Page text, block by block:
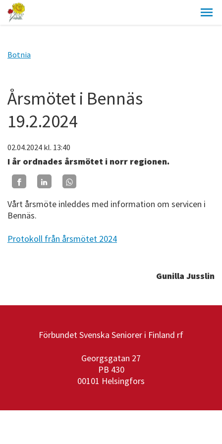
Botnia
Årsmötet i Bennäs
19.2.2024
02.04.2024 kl. 13:40
I år ordnades årsmötet i norr regionen.
Vårt årsmöte inleddes med information om servicen i
Bennäs.
Protokoll från årsmötet 2024
Gunilla Jusslin
Förbundet Svenska Seniorer i Finland rf
Georgsgatan 27
PB 430
00101 Helsingfors